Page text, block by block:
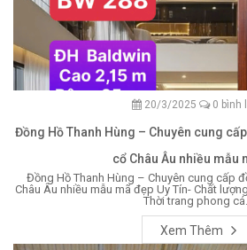
20/3/2025 0 bình
Đồng Hồ Thanh Hùng – Chuyên cung
cổ Châu Âu nhiều mẫu
Đồng Hồ Thanh Hùng – Chuyên cung cấp
Châu Âu nhiều mẫu mã đẹp Uy Tín- Chất
Thời trang phong
Xem Thêm